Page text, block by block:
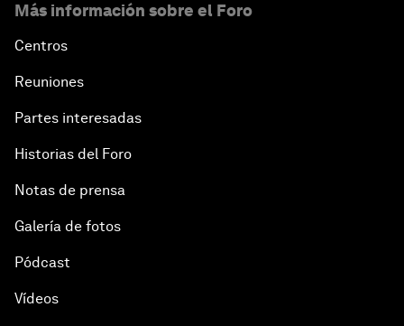
Más información sobre el Foro
Centros
Reuniones
Partes interesadas
Historias del Foro
Notas de prensa
Galería de fotos
Pódcast
Vídeos